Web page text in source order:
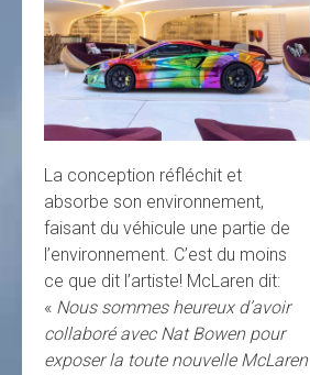
La conception réfléchit et
absorbe son environnement,
faisant du véhicule une partie de
l’environnement. C’est du moins
ce que dit l’artiste! McLaren dit:
« Nous sommes heureux d’avoir
collaboré avec Nat Bowen pour
exposer la toute nouvelle McLaren